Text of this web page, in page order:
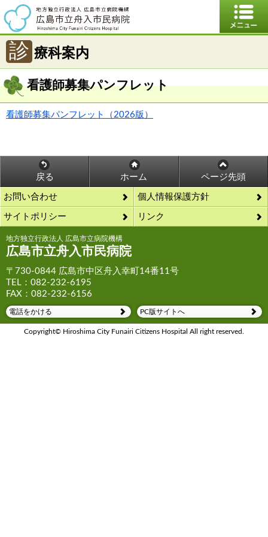
診 療科案内
看護師募集パンフレット
看護師募集パンフレット（2026版）
戻る ホーム ページ先頭
お問い合わせ 個人情報保護方針
サイトポリシー リンク
地方独立行政法人 広島市立病院機構
広島市立舟入市民病院
〒730-0844 広島市中区舟入幸町14番11号
TEL：082-232-6195
FAX：082-232-6156
電話をかける PC版サイトへ
Copyright© Hiroshima City Funairi Citizens Hospital All right reserved.